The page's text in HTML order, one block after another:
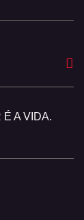
A VIDA.